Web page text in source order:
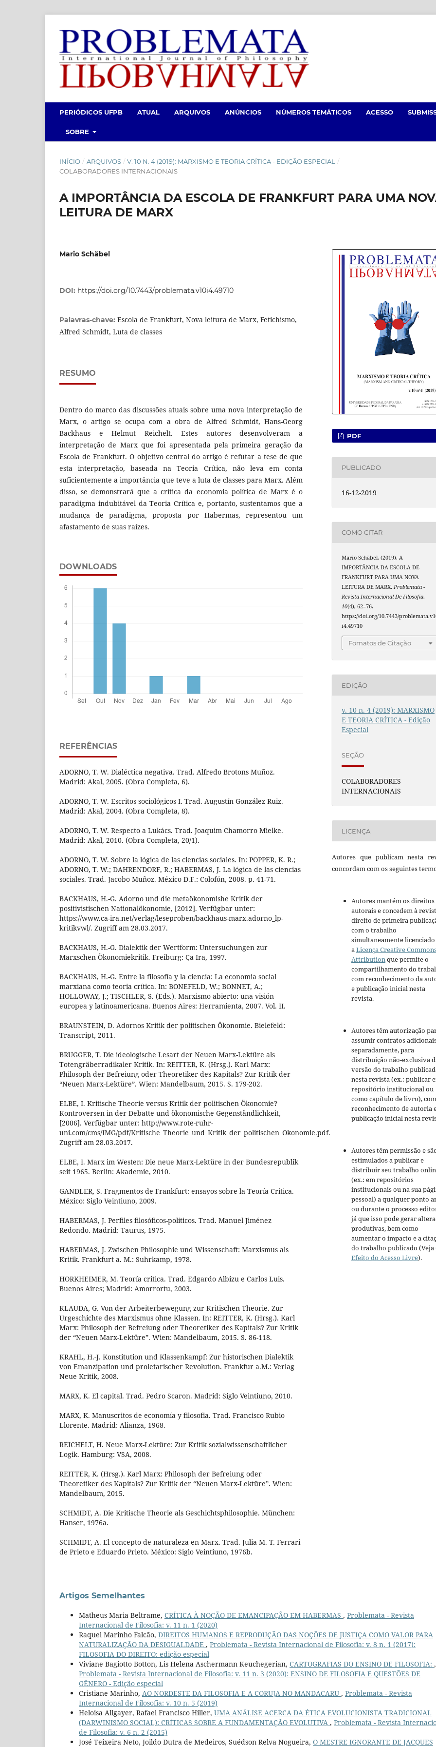
PERIÓDICOS UFPB ATUAL ARQUIVOS ANÚNCIOS NÚMEROS TEMÁTICOS ACESSO
SOBRE
INÍCIO / ARQUIVOS / V. 10 N. 4 (2019): MARXISMO E TEORIA CRÍTICA - EDIÇÃO ESPECIAL
/
COLABORADORES INTERNACIONAIS
A IMPORTÂNCIA DA ESCOLA DE FRANKFURT PARA UMA
LEITURA DE MARX
Mario Schäbel
DOI: https://doi.org/10.7443/problemata.v10i4.49710
Palavras-chave: Escola de Frankfurt, Nova leitura de Marx, Fetichismo,
Alfred Schmidt, Luta de classes
RESUMO
Dentro do marco das discussões atuais sobre uma nova interpretação de
Marx, o artigo se ocupa com a obra de Alfred Schmidt, Hans-Georg
Backhaus e Helmut Reichelt. Estes autores desenvolveram a
interpretação de Marx que foi apresentada pela primeira geração da
Escola de Frankfurt. O objetivo central do artigo é refutar a tese de que
esta interpretação, baseada na Teoria Crítica, não leva em conta
suficientemente a importância que teve a luta de classes para Marx. Além
disso, se demonstrará que a crítica da economia política de Marx é o
paradigma indubitável da Teoria Crítica e, portanto, sustentamos que a
mudança de paradigma, proposta por Habermas, representou um
afastamento de suas raízes.
DOWNLOADS
REFERÊNCIAS
ADORNO, T. W. Dialéctica negativa. Trad. Alfredo Brotons Muñoz.
Madrid: Akal, 2005. (Obra Completa, 6).
ADORNO, T. W. Escritos sociológicos I. Trad. Augustín González Ruiz.
Madrid: Akal, 2004. (Obra Completa, 8).
ADORNO, T. W. Respecto a Lukács. Trad. Joaquim Chamorro Mielke.
Madrid: Akal, 2010. (Obra Completa, 20/1).
ADORNO, T. W. Sobre la lógica de las ciencias sociales. In: POPPER, K. R.;
ADORNO, T. W.; DAHRENDORF, R.; HABERMAS, J. La lógica de las ciencias
sociales. Trad. Jacobo Muñoz. México D.F.: Colofón, 2008. p. 41-71.
BACKHAUS, H.-G. Adorno und die metaökonomishe Kritik der
positivistischen Nationalökonomie, [2012]. Verfügbar unter:
https://www.ca-ira.net/verlag/leseproben/backhaus-marx.adorno_lp-
kritikvwl/. Zugriff am 28.03.2017.
BACKHAUS, H.-G. Dialektik der Wertform: Untersuchungen zur
Marxschen Ökonomiekritik. Freiburg: Ça Ira, 1997.
BACKHAUS, H.-G. Entre la filosofía y la ciencia: La economia social
marxiana como teoria crítica. In: BONEFELD, W.; BONNET, A.;
HOLLOWAY, J.; TISCHLER, S. (Eds.). Marxismo abierto: una visión
europea y latinoamericana. Buenos Aires: Herramienta, 2007. Vol. II.
BRAUNSTEIN, D. Adornos Kritik der politischen Ökonomie. Bielefeld:
Transcript, 2011.
BRUGGER, T. Die ideologische Lesart der Neuen Marx-Lektüre als
Totengräberradikaler Kritik. In: REITTER, K. (Hrsg.). Karl Marx:
Philosoph der Befreiung oder Theoretiker des Kapitals? Zur Kritik der
“Neuen Marx-Lektüre”. Wien: Mandelbaum, 2015. S. 179-202.
ELBE, I. Kritische Theorie versus Kritik der politischen Ökonomie?
Kontroversen in der Debatte und ökonomische Gegenständlichkeit,
[2006]. Verfügbar unter: http://www.rote-ruhr-
uni.com/cms/IMG/pdf/Kritische_Theorie_und_Kritik_der_politischen_Okonomie.pdf.
Zugriff am 28.03.2017.
ELBE, I. Marx im Westen: Die neue Marx-Lektüre in der Bundesrepublik
seit 1965. Berlin: Akademie, 2010.
GANDLER, S. Fragmentos de Frankfurt: ensayos sobre la Teoría Critica.
México: Siglo Veintiuno, 2009.
HABERMAS, J. Perfiles filosóficos-políticos. Trad. Manuel Jiménez
Redondo. Madrid: Taurus, 1975.
HABERMAS, J. Zwischen Philosophie und Wissenschaft: Marxismus als
Kritik. Frankfurt a. M.: Suhrkamp, 1978.
HORKHEIMER, M. Teoría critica. Trad. Edgardo Albizu e Carlos Luis.
Buenos Aires; Madrid: Amorrortu, 2003.
KLAUDA, G. Von der Arbeiterbewegung zur Kritischen Theorie. Zur
Urgeschichte des Marxismus ohne Klassen. In: REITTER, K. (Hrsg.). Karl
Marx: Philosoph der Befreiung oder Theoretiker des Kapitals? Zur Kritik
der “Neuen Marx-Lektüre”. Wien: Mandelbaum, 2015. S. 86-118.
KRAHL, H.-J. Konstitution und Klassenkampf: Zur historischen Dialektik
von Emanzipation und proletarischer Revolution. Frankfur a.M.: Verlag
Neue Kritik, 2008.
MARX, K. El capital. Trad. Pedro Scaron. Madrid: Siglo Veintiuno, 2010.
MARX, K. Manuscritos de economía y filosofia. Trad. Francisco Rubio
Llorente. Madrid: Alianza, 1968.
REICHELT, H. Neue Marx-Lektüre: Zur Kritik sozialwissenschaftlicher
Logik. Hamburg: VSA, 2008.
REITTER, K. (Hrsg.). Karl Marx: Philosoph der Befreiung oder
Theoretiker des Kapitals? Zur Kritik der “Neuen Marx-Lektüre”. Wien:
Mandelbaum, 2015.
SCHMIDT, A. Die Kritische Theorie als Geschichtsphilosophie. München:
Hanser, 1976a.
SCHMIDT, A. El concepto de naturaleza en Marx. Trad. Julia M. T. Ferrari
de Prieto e Eduardo Prieto. México: Siglo Veintiuno, 1976b.
PDF
PUBLICADO
16-12-2019
COMO CITAR
Mario Schäbel. (2019). A
IMPORTÂNCIA DA ESCOLA DE
FRANKFURT PARA UMA NOVA
LEITURA DE MARX. Problemata -
Revista Internacional De Filosofia,
10(4), 62–76.
https://doi.org/10.7443/
i4.49710
Fomatos de Citação
EDIÇÃO
v. 10 n. 4 (2019): MARXISMO
E TEORIA CRÍTICA - Edição
Especial
SEÇÃO
COLABORADORES
INTERNACIONAIS
LICENÇA
Autores que publicam nesta
concordam com os seguintes
Autores mantém os direitos
autorais e concedem à
direito de primeira
com o trabalho
simultaneamente
aLicença Creative
Attributionque permite o
compartilhamento do
com reconhecimento da
e publicação inicial nesta
revista.
Autores têm autorização
assumir contratos
separadamente, para
distribuição não-exclusiva
versão do trabalho
nesta revista (ex.: publicar
repositório institucional ou
como capítulo de livro), com
reconhecimento de autoria
publicação inicial nesta
Autores têm permissão e
estimulados a publicar e
distribuir seu trabalho
(ex.: em repositórios
institucionais ou na sua
pessoal) a qualquer ponto
ou durante o processo
já que isso pode gerar
produtivas, bem como
aumentar o impacto e a
do trabalho publicado (Veja
Efeito do Acesso Livre).
Artigos Semelhantes
Matheus Maria Beltrame, CRÍTICA À NOÇÃO DE EMANCIPAÇÃO EM HABERMAS , Problemata - Revista
Internacional de Filosofia: v. 11 n. 1 (2020)
Raquel Marinho Falcão, DIREITOS HUMANOS E REPRODUÇÃO DAS NOÇÕES DE JUSTIÇA COMO VALOR PARA
NATURALIZAÇÃO DA DESIGUALDADE , Problemata - Revista Internacional de Filosofia: v. 8 n. 1 (2017):
FILOSOFIA DO DIREITO: edição especial
Viviane Bagiotto Botton, Lis Helena Aschermann Keuchegerian, CARTOGRAFIAS DO ENSINO DE FILOSOFIA: ,
Problemata - Revista Internacional de Filosofia: v. 11 n. 3 (2020): ENSINO DE FILOSOFIA E QUESTÕES DE
GÊNERO - Edição especial
Cristiane Marinho, AO NORDESTE DA FILOSOFIA E A CORUJA NO MANDACARU , Problemata - Revista
Internacional de Filosofia: v. 10 n. 5 (2019)
Heloisa Allgayer, Rafael Francisco Hiller, UMA ANÁLISE ACERCA DA ÉTICA EVOLUCIONISTA TRADICIONAL
(DARWINISMO SOCIAL): CRÍTICAS SOBRE A FUNDAMENTAÇÃO EVOLUTIVA , Problemata - Revista
de Filosofia: v. 6 n. 2 (2015)
José Teixeira Neto, Joildo Dutra de Medeiros, Suédson Relva Nogueira, O MESTRE IGNORANTE DE JACQUES